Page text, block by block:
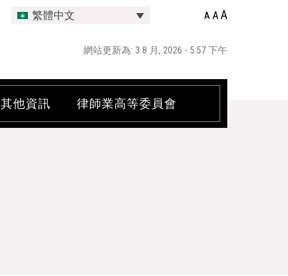
繁體中文 A AA
網站更新為: 3 8 月, 2026 - 5:57 下午
其他資訊 律師業高等委員會